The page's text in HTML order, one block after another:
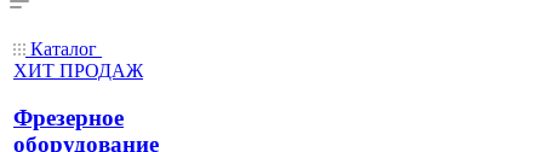
Каталог
ХИТ ПРОДАЖ
Фрезерное
оборудование